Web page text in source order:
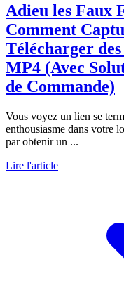
Adieu les Faux
Comment
Télécharger
MP4 (Avec
de Commande)
Vous voyez un lien se
enthousiasme dans votre
par obtenir un ...
Lire l'article